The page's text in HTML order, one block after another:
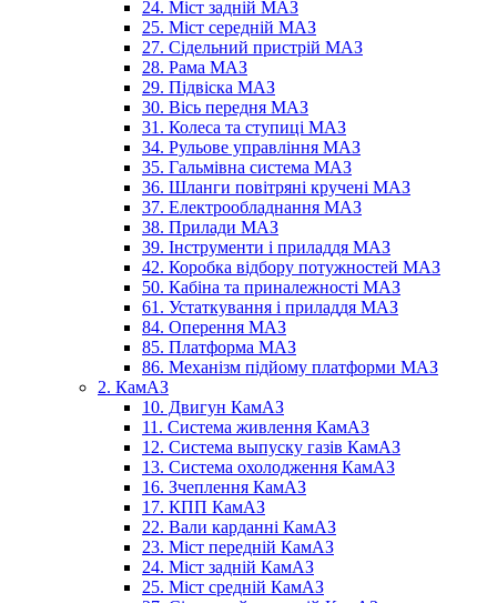
24. Міст задній МАЗ
25. Міст середній МАЗ
27. Сідельний пристрій МАЗ
28. Рама МАЗ
29. Підвіска МАЗ
30. Вісь передня МАЗ
31. Колеса та ступиці МАЗ
34. Рульове управління МАЗ
35. Гальмівна система МАЗ
36. Шланги повітряні кручені МАЗ
37. Електрообладнання МАЗ
38. Прилади МАЗ
39. Інструменти і приладдя МАЗ
42. Коробка відбору потужностей МАЗ
50. Кабіна та приналежності МАЗ
61. Устаткування і приладдя МАЗ
84. Оперення МАЗ
85. Платформа МАЗ
86. Механізм підйому платформи МАЗ
2. КамАЗ
10. Двигун КамАЗ
11. Система живлення КамАЗ
12. Система выпуску газів КамАЗ
13. Система охолодження КамАЗ
16. Зчеплення КамАЗ
17. КПП КамАЗ
22. Вали карданні КамАЗ
23. Міст передній КамАЗ
24. Міст задній КамАЗ
25. Міст средній КамАЗ